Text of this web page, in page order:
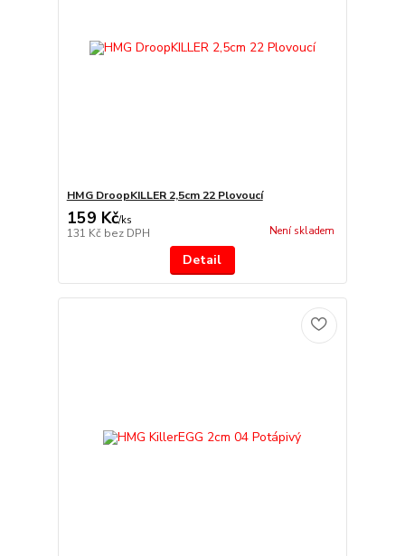
HMG DroopKILLER 2,5cm 22 Plovoucí
159 Kč/ks
131 Kč bez DPH Není skladem
Detail